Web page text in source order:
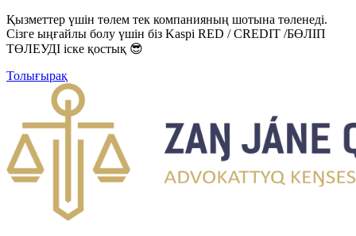
Қызметтер үшін төлем тек компанияның шотына төленеді.
Сізге ыңғайлы болу үшін біз Kaspi RED / CREDIT /БӨЛІП
ТӨЛЕУДІ іске қостық 😎
Толығырақ